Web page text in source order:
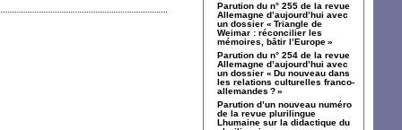
Parution du n° 255 de la revue
Allemagne d’aujourd’hui avec
un dossier « Triangle de
Weimar : réconcilier les
mémoires, bâtir l’Europe»
Parution du n° 254 de la revue
Allemagne d’aujourd’hui avec
un dossier « Du nouveau dans
les relations culturelles franco-
allemandes ?»
Parution d’un nouveau numéro
de la revue plurilingue
Lhumaine sur la didactique du